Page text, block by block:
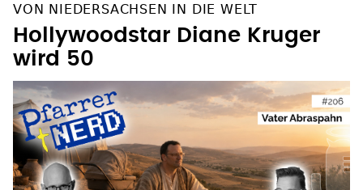
VON NIEDERSACHSEN IN DIE WELT
Hollywoodstar Diane Kruger
wird 50